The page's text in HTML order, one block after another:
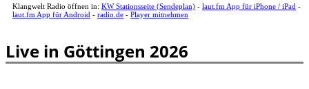
Klangwelt Radio öffnen in: KW Stationsseite (Sendeplan) - laut.fm App für iPhone / iPad -
laut.fm App für Android - radio.de - Player mitnehmen
Live in Göttingen 2026